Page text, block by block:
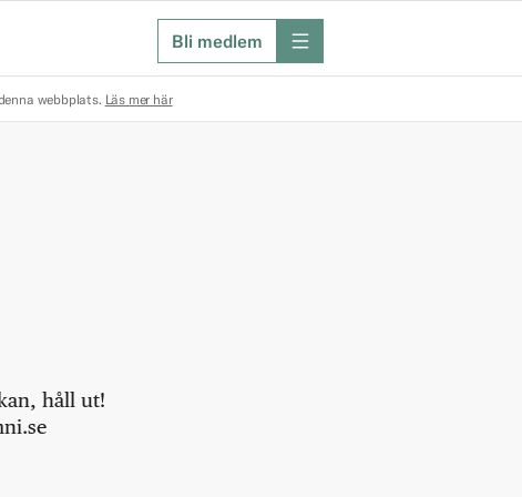
Bli medlem meny
webbplats. Läs mer här
håll ut!